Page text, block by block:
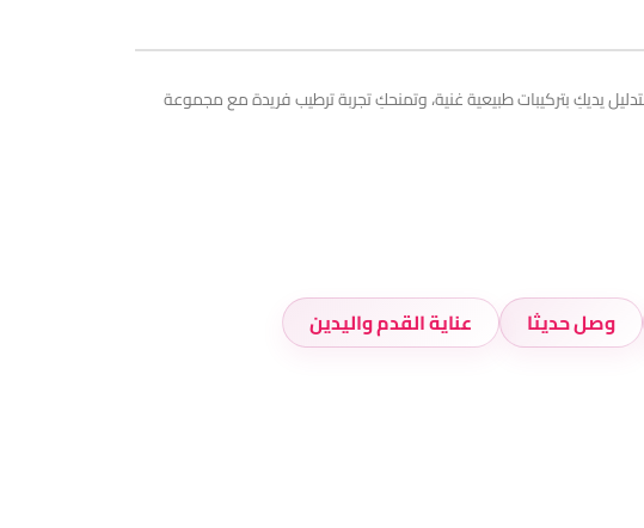
يديكِ بتركيبات طبيعية غنية، وتمنحكِ تجربة ترطيب فريدة مع مجموعة
وصل حديثا
عناية القدم واليدين